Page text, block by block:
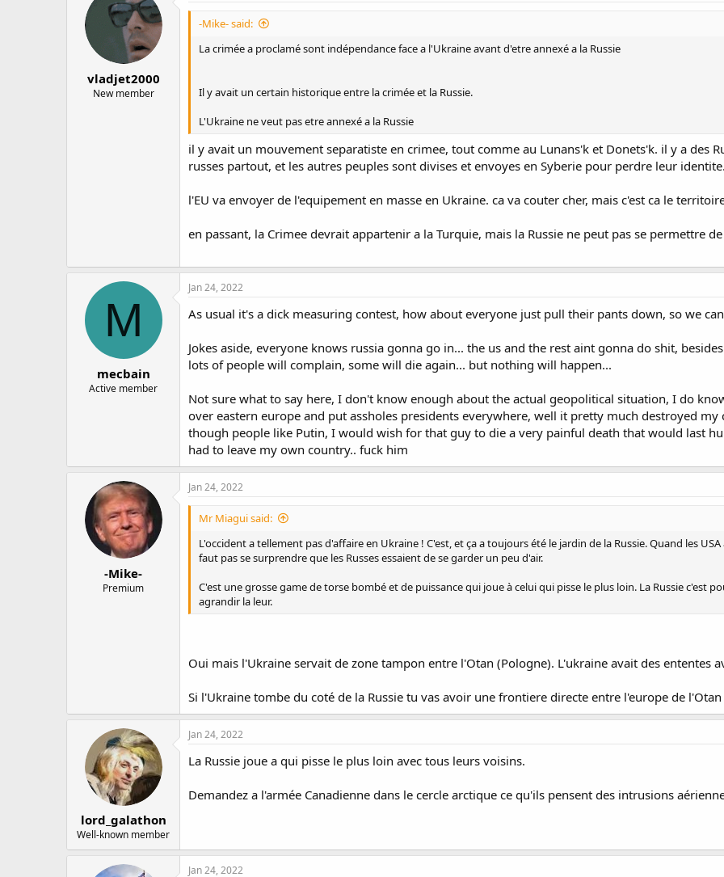
vladjet2000
New member
-Mike- said:
La crimée a proclamé sont indépendance face a l'Ukraine avant d'etre annexé a la Russie
Il y avait un certain historique entre la crimée et la Russie.
L'Ukraine ne veut pas etre annexé a la Russie
il y avait un mouvement separatiste en crimee, tout comme au Lunans'k et Donets'k. il y a des
russes partout, et les autres peuples sont divises et envoyes en Syberie pour perdre leur identite.
l'EU va envoyer de l'equipement en masse en Ukraine. ca va couter cher, mais c'est ca le
en passant, la Crimee devrait appartenir a la Turquie, mais la Russie ne peut pas se permettre
M
mecbain
Active member
Jan 24, 2022
As usual it's a dick measuring contest, how about everyone just pull their pants down, so we
Jokes aside, everyone knows russia gonna go in... the us and the rest aint gonna do shit,
lots of people will complain, some will die again... but nothing will happen...
Not sure what to say here, I don't know enough about the actual geopolitical situation, I do
over eastern europe and put assholes presidents everywhere, well it pretty much destroyed
though people like Putin, I would wish for that guy to die a very painful death that would last
had to leave my own country.. fuck him
-Mike-
Premium
Jan 24, 2022
Mr Miagui said:
L'occident a tellement pas d'affaire en Ukraine ! C'est, et ça a toujours été le jardin de la Russie. Quand les
faut pas se surprendre que les Russes essaient de se garder un peu d'air.
C'est une grosse game de torse bombé et de puissance qui joue à celui qui pisse le plus loin. La Russie c'est
agrandir la leur.
Oui mais l'Ukraine servait de zone tampon entre l'Otan (Pologne). L'ukraine avait des ententes
Si l'Ukraine tombe du coté de la Russie tu vas avoir une frontiere directe entre l'europe de
lord_galathon
Well-known member
Jan 24, 2022
La Russie joue a qui pisse le plus loin avec tous leurs voisins.
Demandez a l'armée Canadienne dans le cercle arctique ce qu'ils pensent des intrusions
Jan 24, 2022